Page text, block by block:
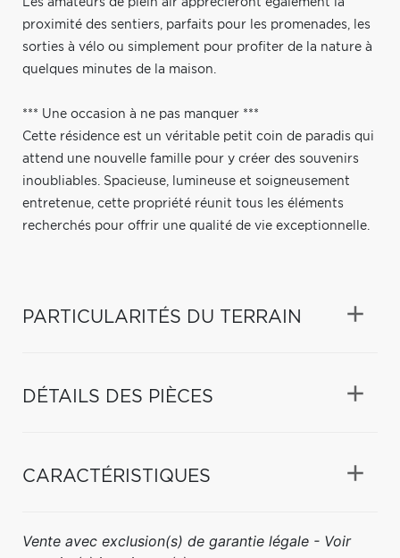
Les amateurs de plein air apprécieront également la
proximité des sentiers, parfaits pour les promenades, les
sorties à vélo ou simplement pour profiter de la nature à
quelques minutes de la maison.
*** Une occasion à ne pas manquer ***
Cette résidence est un véritable petit coin de paradis qui
attend une nouvelle famille pour y créer des souvenirs
inoubliables. Spacieuse, lumineuse et soigneusement
entretenue, cette propriété réunit tous les éléments
recherchés pour offrir une qualité de vie exceptionnelle.
PARTICULARITÉS DU TERRAIN
DÉTAILS DES PIÈCES
CARACTÉRISTIQUES
Vente avec exclusion(s) de garantie légale - Voir